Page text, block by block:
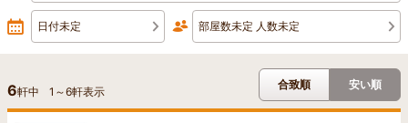
日付未定 部屋数未定 人数未定
6軒中 1 ～6軒表示
合致順 安い順